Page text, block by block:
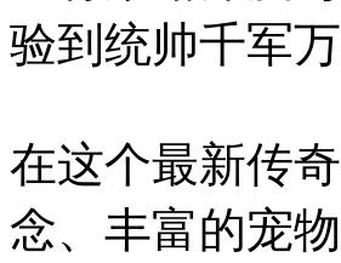
验到统帅千军
在这个最新传
念、丰富的宠